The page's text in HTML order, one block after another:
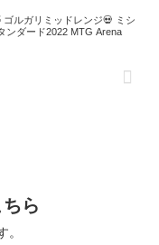
ゴルガリミッドレンジ💀 ミシ
ンダード2022 MTG Arena
ら